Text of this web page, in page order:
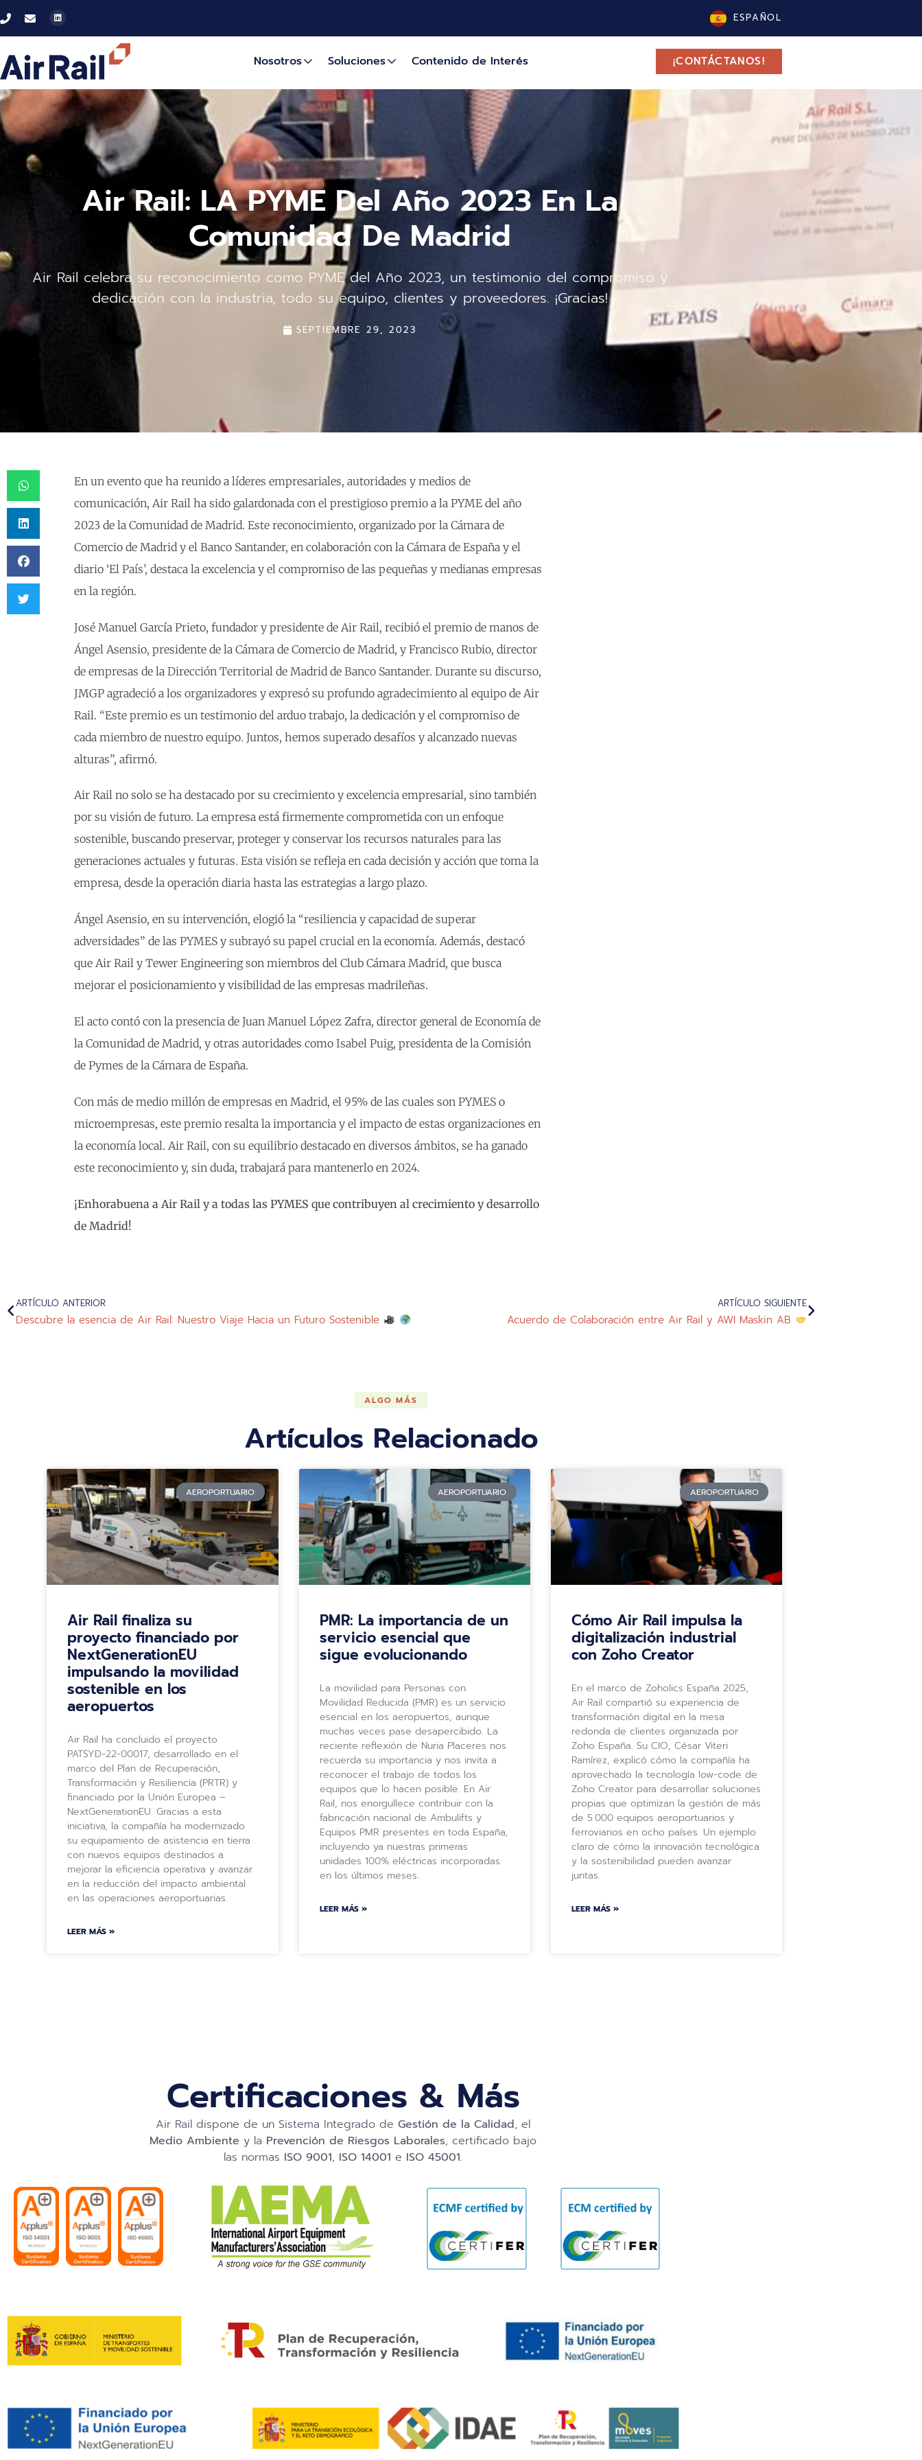
ESPAÑOL
Nosotros Soluciones Contenido de Interés ¡CONTÁCTANOS!
Air Rail: LA PYME Del Año 2023 En La
Comunidad De Madrid
Air Rail celebra su reconocimiento como PYME del Año 2023, un testimonio del compromiso y
dedicación con la industria, todo su equipo, clientes y proveedores. ¡Gracias!
SEPTIEMBRE 29, 2023
En un evento que ha reunido a líderes empresariales, autoridades y medios de
comunicación, Air Rail ha sido galardonada con el prestigioso premio a la PYME del año
2023 de la Comunidad de Madrid. Este reconocimiento, organizado por la Cámara de
Comercio de Madrid y el Banco Santander, en colaboración con la Cámara de España y el
diario ‘El País’, destaca la excelencia y el compromiso de las pequeñas y medianas empresas
en la región.
José Manuel García Prieto, fundador y presidente de Air Rail, recibió el premio de manos de
Ángel Asensio, presidente de la Cámara de Comercio de Madrid, y Francisco Rubio, director
de empresas de la Dirección Territorial de Madrid de Banco Santander. Durante su discurso,
JMGP agradeció a los organizadores y expresó su profundo agradecimiento al equipo de Air
Rail. “Este premio es un testimonio del arduo trabajo, la dedicación y el compromiso de
cada miembro de nuestro equipo. Juntos, hemos superado desafíos y alcanzado nuevas
alturas”, afirmó.
Air Rail no solo se ha destacado por su crecimiento y excelencia empresarial, sino también
por su visión de futuro. La empresa está firmemente comprometida con un enfoque
sostenible, buscando preservar, proteger y conservar los recursos naturales para las
generaciones actuales y futuras. Esta visión se refleja en cada decisión y acción que toma la
empresa, desde la operación diaria hasta las estrategias a largo plazo.
Ángel Asensio, en su intervención, elogió la “resiliencia y capacidad de superar
adversidades” de las PYMES y subrayó su papel crucial en la economía. Además, destacó
que Air Rail y Tewer Engineering son miembros del Club Cámara Madrid, que busca
mejorar el posicionamiento y visibilidad de las empresas madrileñas.
El acto contó con la presencia de Juan Manuel López Zafra, director general de Economía de
la Comunidad de Madrid, y otras autoridades como Isabel Puig, presidenta de la Comisión
de Pymes de la Cámara de España.
Con más de medio millón de empresas en Madrid, el 95% de las cuales son PYMES o
microempresas, este premio resalta la importancia y el impacto de estas organizaciones en
la economía local. Air Rail, con su equilibrio destacado en diversos ámbitos, se ha ganado
este reconocimiento y, sin duda, trabajará para mantenerlo en 2024.
¡Enhorabuena a Air Rail y a todas las PYMES que contribuyen al crecimiento y desarrollo
de Madrid!
ARTÍCULO ANTERIOR
Descubre la esencia de Air Rail: Nuestro Viaje Hacia un Futuro Sostenible
ARTÍCULO SIGUIENTE
Acuerdo de Colaboración entre Air Rail y AWI Maskin AB
ALGO MÁS
Artículos Relacionado
AEROPORTUARIO
Air Rail finaliza su
proyecto financiado por
NextGenerationEU
impulsando la movilidad
sostenible en los
aeropuertos
Air Rail ha concluido el proyecto
PATSYD-22-00017, desarrollado en el
marco del Plan de Recuperación,
Transformación y Resiliencia (PRTR) y
financiado por la Unión Europea –
NextGenerationEU. Gracias a esta
iniciativa, la compañía ha modernizado
su equipamiento de asistencia en tierra
con nuevos equipos destinados a
mejorar la eficiencia operativa y avanzar
en la reducción del impacto ambiental
en las operaciones aeroportuarias.
LEER MÁS »
AEROPORTUARIO
PMR: La importancia de un
servicio esencial que
sigue evolucionando
La movilidad para Personas con
Movilidad Reducida (PMR) es un servicio
esencial en los aeropuertos, aunque
muchas veces pase desapercibido. La
reciente reflexión de Nuria Placeres nos
recuerda su importancia y nos invita a
reconocer el trabajo de todos los
equipos que lo hacen posible. En Air
Rail, nos enorgullece contribuir con la
fabricación nacional de Ambulifts y
Equipos PMR presentes en toda España,
incluyendo ya nuestras primeras
unidades 100% eléctricas incorporadas
en los últimos meses.
LEER MÁS »
AEROPORTUARIO
Cómo Air Rail impulsa la
digitalización industrial
con Zoho Creator
En el marco de Zoholics España 2025,
Air Rail compartió su experiencia de
transformación digital en la mesa
redonda de clientes organizada por
Zoho España. Su CIO, César Viteri
Ramírez, explicó cómo la compañía ha
aprovechado la tecnología low-code de
Zoho Creator para desarrollar soluciones
propias que optimizan la gestión de más
de 5.000 equipos aeroportuarios y
ferroviarios en ocho países. Un ejemplo
claro de cómo la innovación tecnológica
y la sostenibilidad pueden avanzar
juntas.
LEER MÁS »
Certificaciones & Más
Air Rail dispone de un Sistema Integrado de Gestión de la Calidad, el
Medio Ambiente y la Prevención de Riesgos Laborales, certificado bajo
las normas ISO 9001, ISO 14001 e ISO 45001.